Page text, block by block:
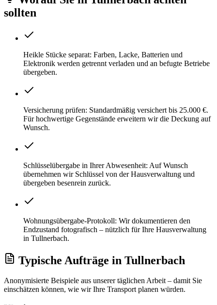
sollten
Heikle Stücke separat: Farben, Lacke, Batterien und
Elektronik werden getrennt verladen und an befugte Betriebe
übergeben.
Versicherung prüfen: Standardmäßig versichert bis 25.000 €.
Für hochwertige Gegenstände erweitern wir die Deckung auf
Wunsch.
Schlüsselübergabe in Ihrer Abwesenheit: Auf Wunsch
übernehmen wir Schlüssel von der Hausverwaltung und
übergeben besenrein zurück.
Wohnungsübergabe-Protokoll: Wir dokumentieren den
Endzustand fotografisch – nützlich für Ihre Hausverwaltung
in Tullnerbach.
Typische Aufträge in Tullnerbach
Anonymisierte Beispiele aus unserer täglichen Arbeit – damit Sie
einschätzen können, wie wir Ihre Transportplanen würden.